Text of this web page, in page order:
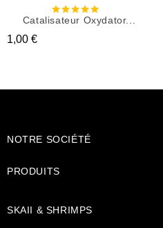
Catalisateur Oxydator...
Prix
1,00 €
NOTRE SOCIÉTÉ
PRODUITS
SKAII & SHRIMPS